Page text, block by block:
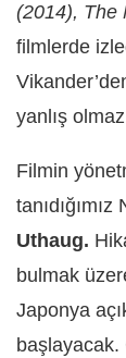
(2014), The
filmlerde
yanlış
Filmin
Uthaug.
bulmak
Japonya
başlayacak.